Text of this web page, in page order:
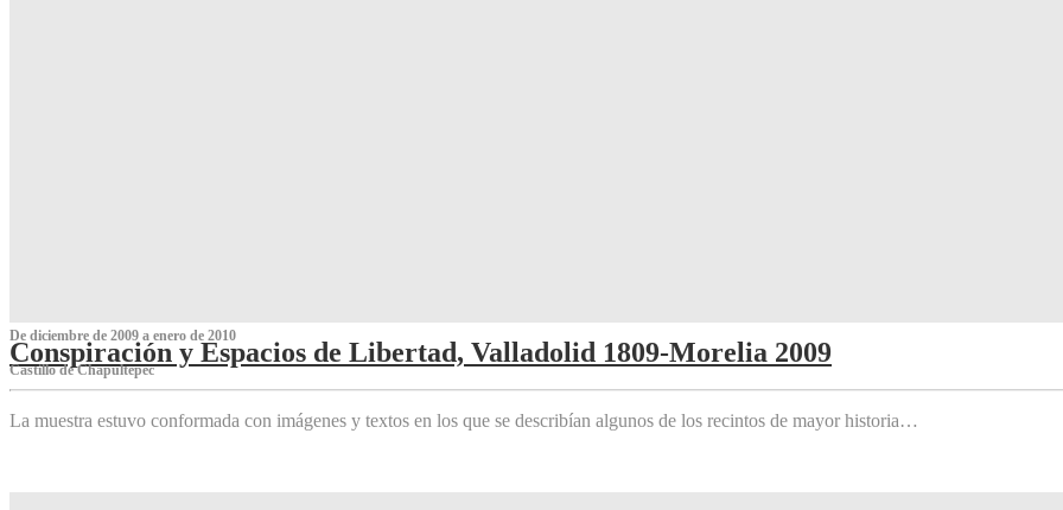
De diciembre de 2009 a enero de 2010
Conspiración y Espacios de Libertad, Valladolid 1809-Morelia 2009
Castillo de Chapultepec
La muestra estuvo conformada con imágenes y textos en los que se describían algunos de los recintos de mayor historia…